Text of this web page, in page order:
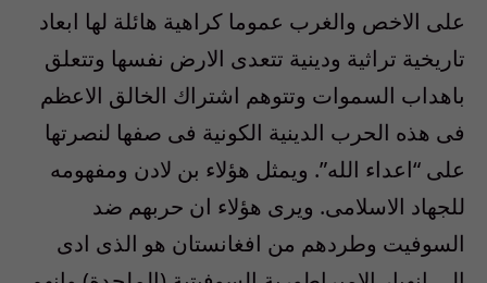
على الاخص والغرب عموما كراهية هائلة لها ابعاد
تاريخية تراثية ودينية تتعدى الارض نفسها وتتعلق
باهداب السموات وتتوهم اشتراك الخالق الاعظم
فى هذه الحرب الدينية الكونية فى صفها لنصرتها
على “اعداء الله”. ويمثل هؤلاء بن لادن ومفهومه
للجهاد الاسلامى. ويرى هؤلاء ان حربهم ضد
السوفيت وطردهم من افغانستان هو الذى ادى